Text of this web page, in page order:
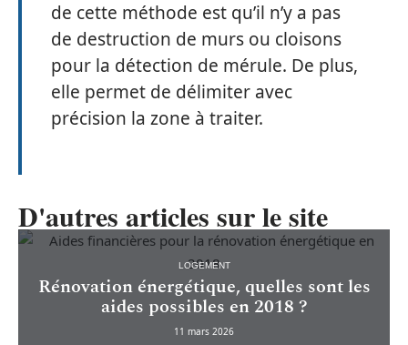
de cette méthode est qu’il n’y a pas
de destruction de murs ou cloisons
pour la détection de mérule. De plus,
elle permet de délimiter avec
précision la zone à traiter.
D'autres articles sur le site
LOGEMENT
Rénovation énergétique, quelles sont les
aides possibles en 2018 ?
11 mars 2026